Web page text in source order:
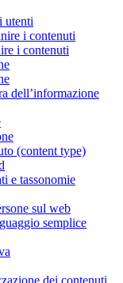
utenti
i contenuti
i contenuti
dell’informazione
(content type)
e tassonomie
sul web
semplice
dei contenuti